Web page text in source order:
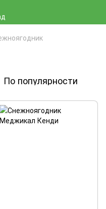
По популярности